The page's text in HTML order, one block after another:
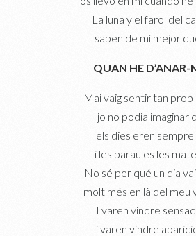
La luna y el farol del
saben de mí mejor
QUAN HE D’ANAR-
Mai vaig sentir tan prop
jo no podia imaginar
els dies eren sempre
i les paraules les
No sé per qué un dia
molt més enllà del meu
I varen vindre
i varen vindre